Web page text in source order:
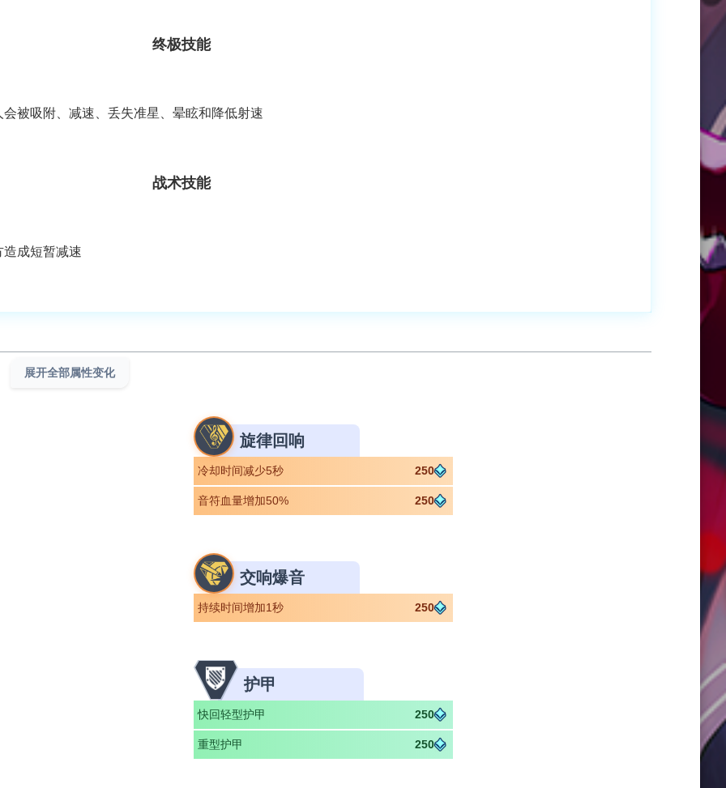
终极技能
被吸附、减速、丢失准星、晕眩和降低射速
战术技能
成短暂减速
展开全部属性变化
旋律回响
冷却时间减少5秒 250
音符血量增加50% 250
交响爆音
持续时间增加1秒 250
护甲
快回轻型护甲 250
重型护甲 250